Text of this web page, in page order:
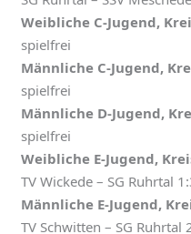
Weibliche C-Jugend,
spielfrei
Männliche C-Jugend,
spielfrei
Männliche D-Jugend,
spielfrei
Weibliche E-Jugend,
TV Wickede – SG Ruhrtal
Männliche E-Jugend,
TV Schwitten – SG Ruhrtal